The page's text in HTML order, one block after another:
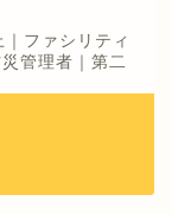
ファシリティ
管理者｜第二